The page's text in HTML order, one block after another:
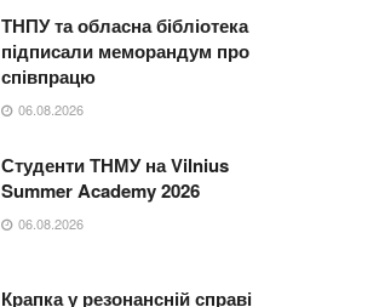
ТНПУ та обласна бібліотека
підписали меморандум про
співпрацю
06.08.2026
Студенти ТНМУ на Vilnius
Summer Academy 2026
06.08.2026
Крапка у резонансній справі